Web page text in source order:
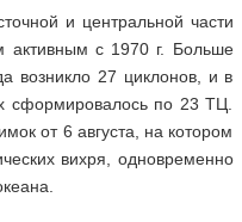
и центральной части
активным с 1970 г. Больше
возникло 27 циклонов, и в
сформировалось по 23 ТЦ.
от 6 августа, на котором
вихря, одновременно